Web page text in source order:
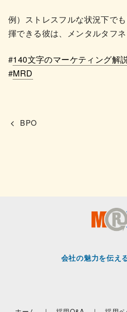
例）ストレスフルな状況下で
揮できる彼は、メンタルタフネ
#140文字のマーケティング解
#MRD
BPO
会社の魅力を伝え